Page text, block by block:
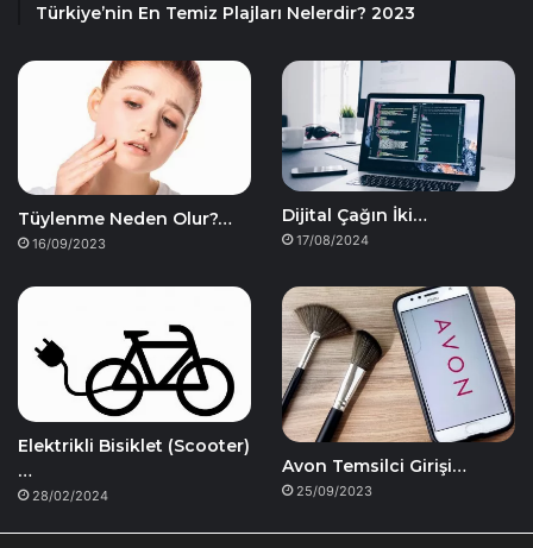
Türkiye’nin En Temiz Plajları Nelerdir? 2023
Tüylenme Neden Olur?…
16/09/2023
Dijital Çağın İki…
17/08/2024
Elektrikli Bisiklet (Scooter)
…
28/02/2024
Avon Temsilci Girişi…
25/09/2023